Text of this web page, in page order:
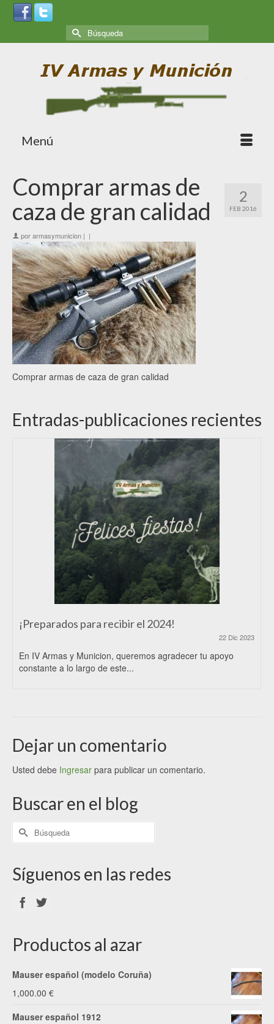
Menú
2
FEB 2016
Comprar armas de
caza de gran calidad
porarmasymunicion | |
Comprar armas de caza de gran calidad
Entradas-publicaciones recientes
¡Preparados para recibir el 2024!
22 Dic 2023
En IV Armas y Municion, queremos agradecer tu apoyo
constante a lo largo de este...
Dejar un comentario
Usted debe Ingresar para publicar un comentario.
Buscar en el blog
Síguenos en las redes
Productos al azar
Mauser español (modelo Coruña)
1,000.00 €
Mauser español 1912